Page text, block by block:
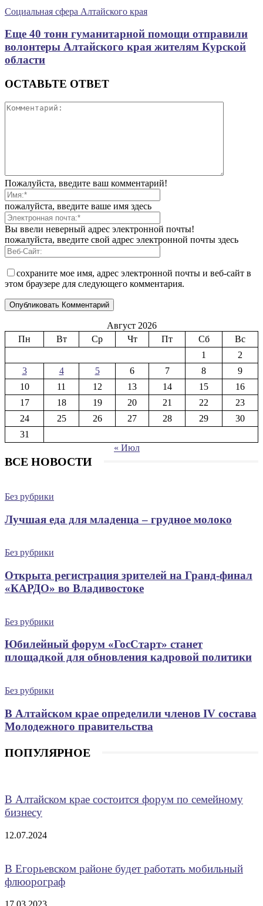
Социальная сфера Алтайского края
Еще 40 тонн гуманитарной помощи отправили
волонтеры Алтайского края жителям Курской
области
ОСТАВЬТЕ ОТВЕТ
Пожалуйста, введите ваш комментарий!
пожалуйста, введите ваше имя здесь
Вы ввели неверный адрес электронной почты!
пожалуйста, введите свой адрес электронной почты здесь
сохраните мое имя, адрес электронной почты и веб-сайт в
этом браузере для следующего комментария.
Август 2026
Пн
Вт Ср Чт Пт Сб
Вс
1
2
3
4 5 6 7 8
9
10
11 12 13 14 15
16
17
18 19 20 21 22
23
24
25 26 27 28 29
30
31
« Июл
ВСЕ НОВОСТИ
Без рубрики
Лучшая еда для младенца – грудное молоко
Без рубрики
Открыта регистрация зрителей на Гранд-финал
«КАРДО» во Владивостоке
Без рубрики
Юбилейный форум «ГосСтарт» станет
площадкой для обновления кадровой политики
Без рубрики
В Алтайском крае определили членов IV состава
Молодежного правительства
ПОПУЛЯРНОЕ
В Алтайском крае состоится форум по семейному
бизнесу
12.07.2024
В Егорьевском районе будет работать мобильный
флюорограф